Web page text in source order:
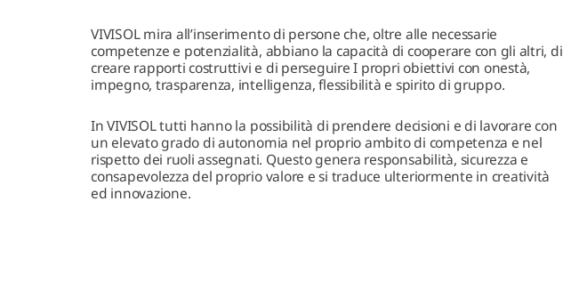
VIVISOL mira all’inserimento di persone che, oltre alle necessarie
competenze e potenzialità, abbiano la capacità di cooperare con gli altri, di
creare rapporti costruttivi e di perseguire I propri obiettivi con onestà,
impegno, trasparenza, intelligenza, flessibilità e spirito di gruppo.
In VIVISOL tutti hanno la possibilità di prendere decisioni e di lavorare con
un elevato grado di autonomia nel proprio ambito di competenza e nel
rispetto dei ruoli assegnati. Questo genera responsabilità, sicurezza e
consapevolezza del proprio valore e si traduce ulteriormente in creatività
ed innovazione.